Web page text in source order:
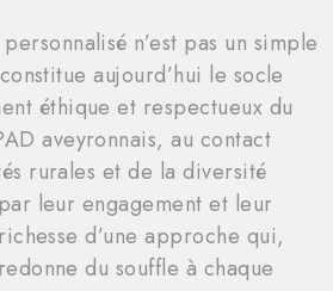
n’est pas un simple
aujourd’hui le socle
éthique et respectueux du
aveyronnais, au contact
rurales et de la diversité
leur engagement et leur
d’une approche qui,
du souffle à chaque